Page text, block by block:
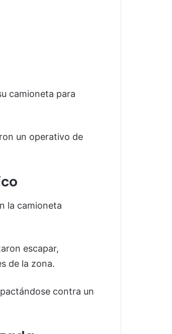
camioneta para
un operativo de
la camioneta
escapar,
de la zona.
contra un